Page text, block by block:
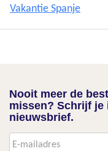
Vakantie Spanje
Nooit meer de
missen? Schrijf je
nieuwsbrief.